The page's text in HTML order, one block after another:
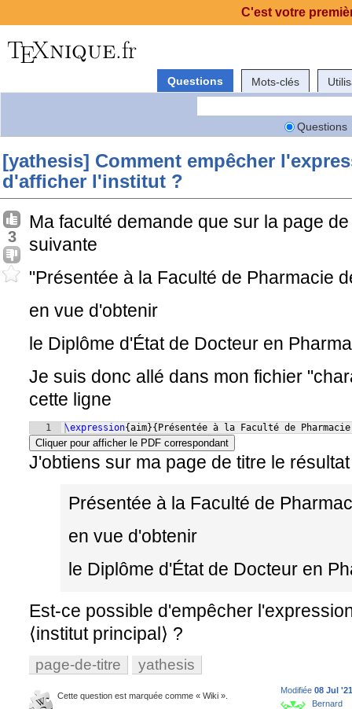
Questions Mots-clés
Questions
[yathesis] Comment empêcher
d'afficher l'institut ?
3
Ma faculté demande que sur la page
suivante
"Présentée à la Faculté de Pharmacie
en vue d'obtenir
le Diplôme d'État de Docteur en
Je suis donc allé dans mon fichier
cette ligne
1 \expression{aim}{ Présentée à la Faculté de
Cliquer pour afficher le PDF correspondant
J'obtiens sur ma page de titre le
Présentée à la Faculté de
en vue d'obtenir
le Diplôme d'État de Docteur en
Est-ce possible d'empêcher
⟨institut principal⟩ ?
page-de-titre yathesis
Cette question est marquée comme « Wiki ».
Modifiée 08 Jul
Bernard
C'est votre